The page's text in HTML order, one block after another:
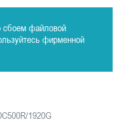
сбоем файловой
фирменной
1920G